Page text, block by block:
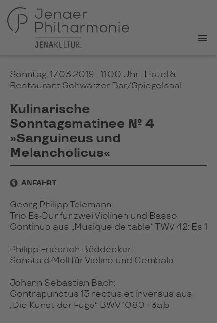
Sonntag, 17.03.2019 · 11:00 Uhr · Hotel &
Restaurant Schwarzer Bär/Spiegelsaal
Kulinarische
Sonntagsmatinee № 4
»Sanguineus und
Melancholicus«
ANFAHRT
Georg Philipp Telemann:
Trio Es-Dur für zwei Violinen und Basso
Continuo aus „Musique de table“ TWV 42: Es 1
Philipp Friedrich Böddecker:
Sonata d-Moll für Violine und Cembalo
Johann Sebastian Bach:
Contrapunctus 13 rectus et inversus aus
„Die Kunst der Fuge“ BWV 1080 - 3a,b